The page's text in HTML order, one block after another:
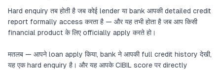
Hard enquiry तब होती है जब कोई lender या bank आपकी detailed credit
report formally access करता है — और यह तभी होता है जब आप किसी
financial product के लिए officially apply करते हो।
मतलब — आपने loan apply किया, bank ने आपकी full credit history देखी,
यह एक hard enquiry है। और यह आपके CIBIL score पर directly